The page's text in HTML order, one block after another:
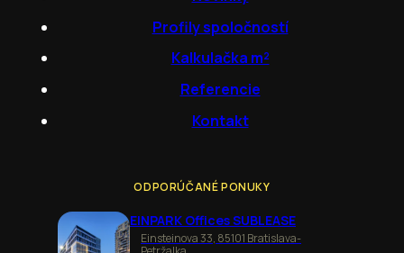
Profily spoločností
Kalkulačka m²
Referencie
Kontakt
ODPORÚČANÉ PONUKY
EINPARK Offices SUBLEASE
Einsteinova 33, 85101 Bratislava-